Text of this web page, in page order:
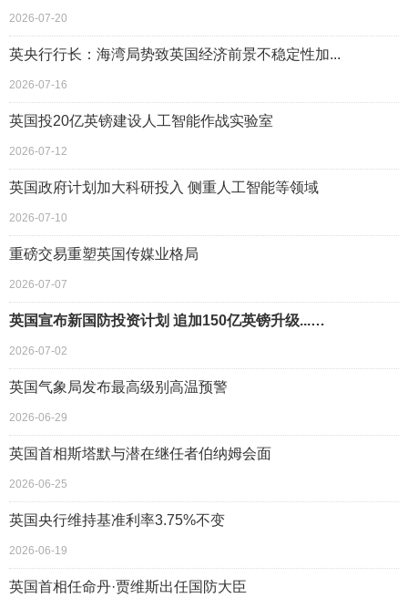
2026-07-20
英央行行长：海湾局势致英国经济前景不稳定性加...
2026-07-16
英国投20亿英镑建设人工智能作战实验室
2026-07-12
英国政府计划加大科研投入 侧重人工智能等领域
2026-07-10
重磅交易重塑英国传媒业格局
2026-07-07
英国宣布新国防投资计划 追加150亿英镑升级...…
2026-07-02
英国气象局发布最高级别高温预警
2026-06-29
英国首相斯塔默与潜在继任者伯纳姆会面
2026-06-25
英国央行维持基准利率3.75%不变
2026-06-19
英国首相任命丹·贾维斯出任国防大臣